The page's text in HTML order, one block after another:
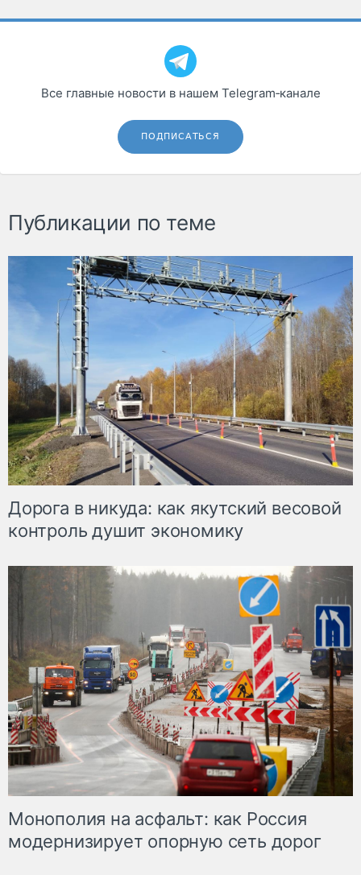
Все главные новости в нашем Telegram‑канале
ПОДПИСАТЬСЯ
Публикации по теме
Дорога в никуда: как якутский весовой
контроль душит экономику
Монополия на асфальт: как Россия
модернизирует опорную сеть дорог